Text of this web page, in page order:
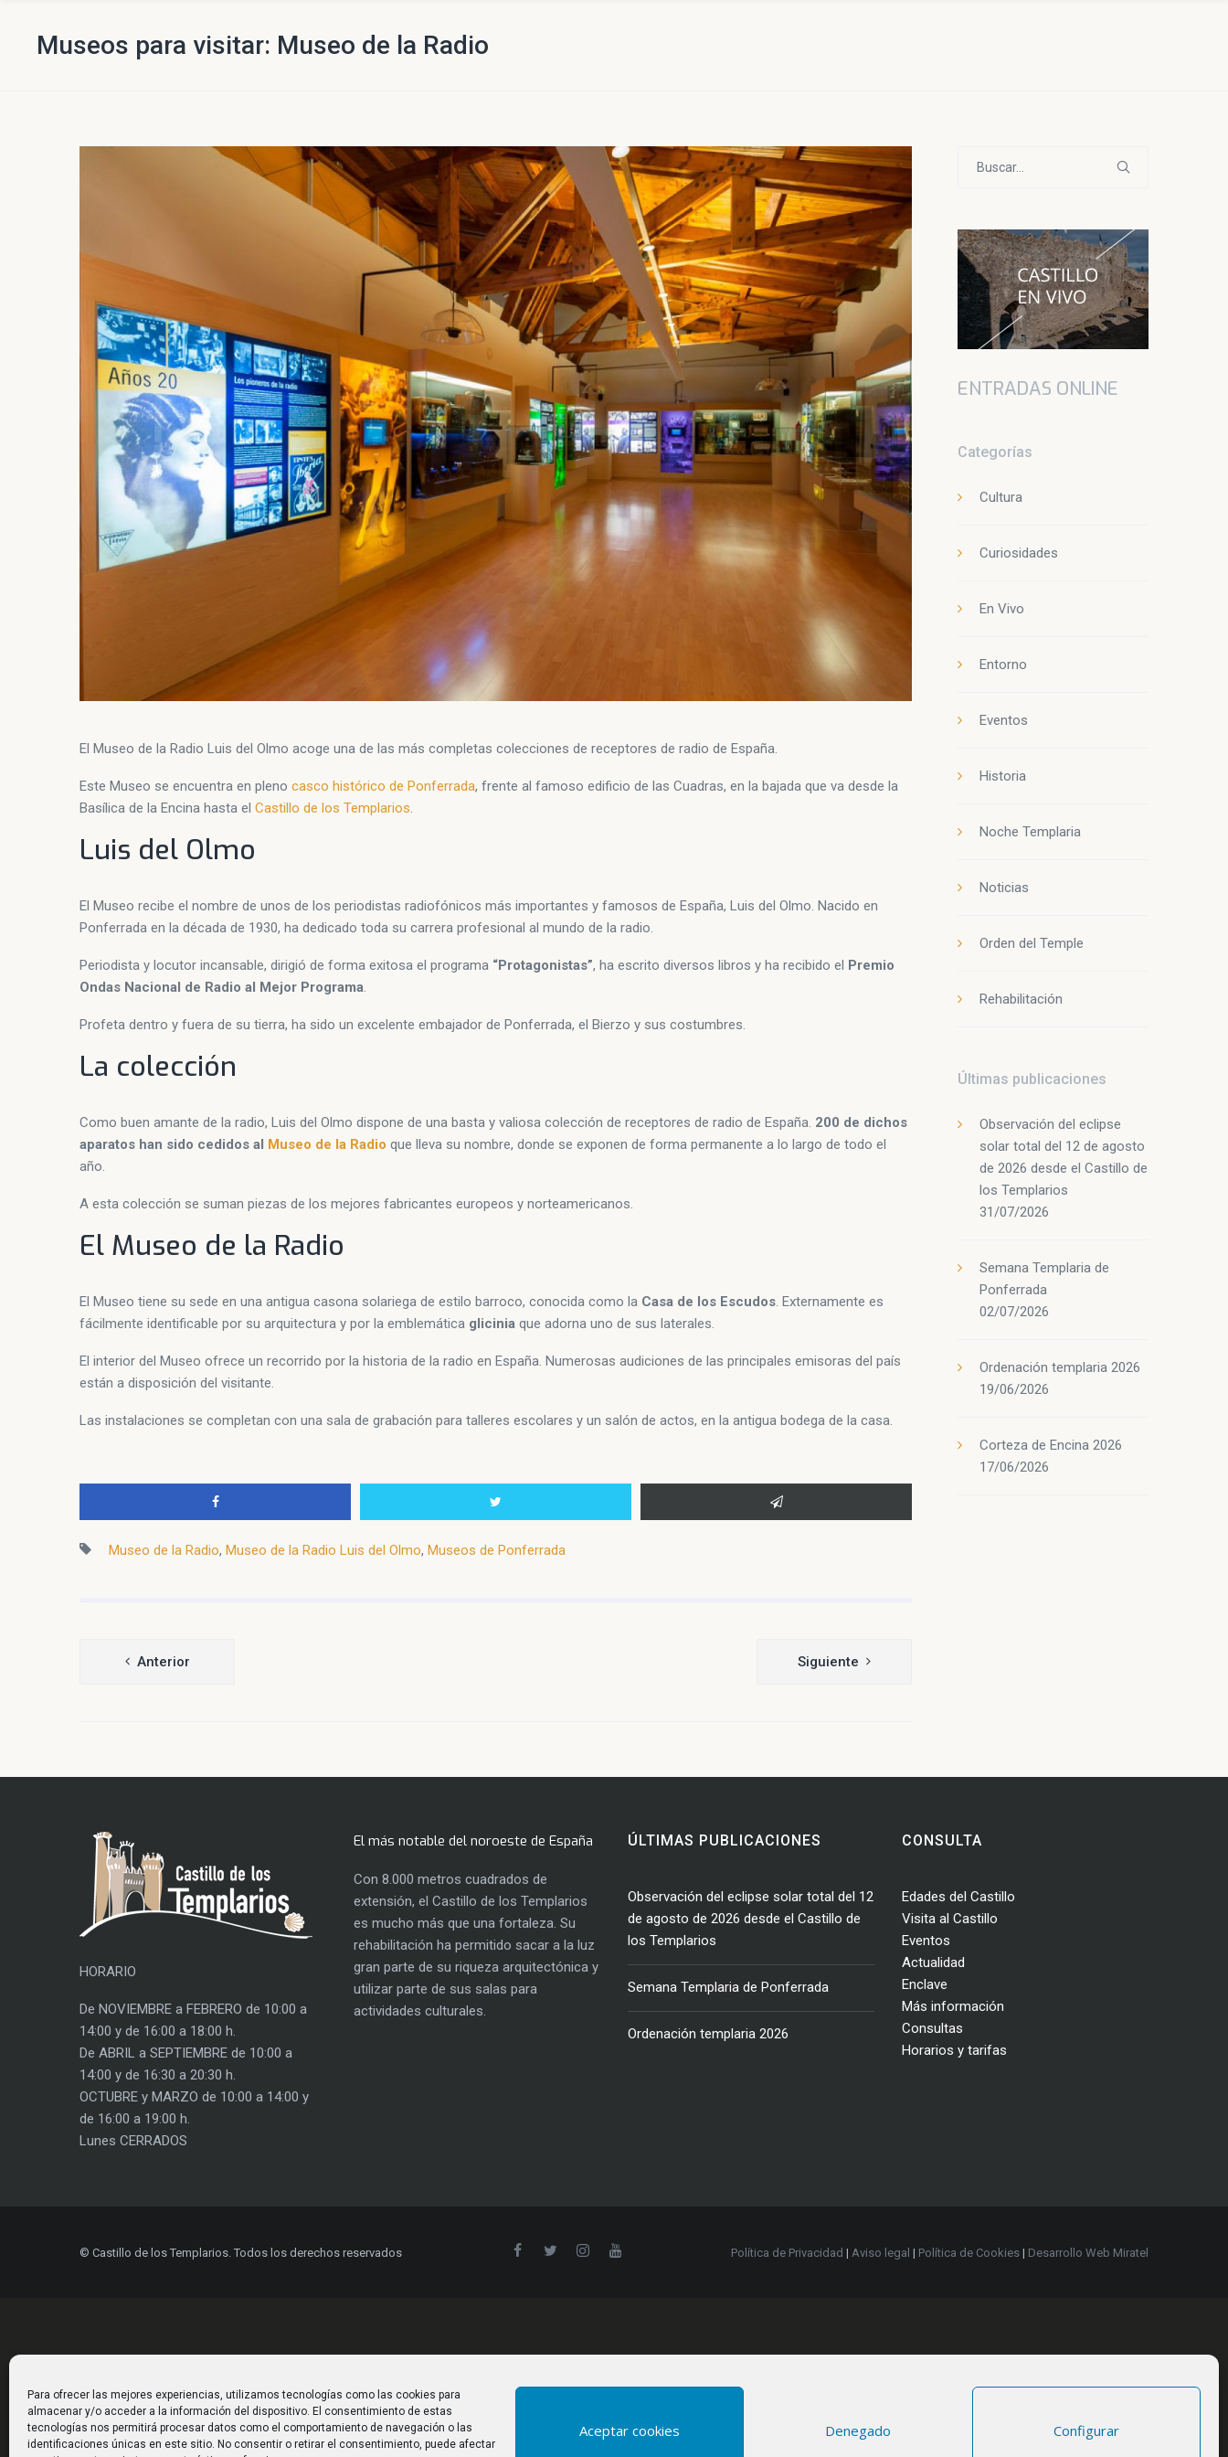
Para ofrecer las mejores experiencias, utilizamos tecnologías como las cookies para
almacenar y/o acceder a la información del dispositivo. El consentimiento de estas
tecnologías nos permitirá procesar datos como el comportamiento de navegación o las
identificaciones únicas en este sitio. No consentir o retirar el consentimiento, puede afectar
Aceptar cookies Denegado Configurar
Museos para visitar: Museo de la Radio
El Museo de la Radio Luis del Olmo acoge una de las más completas colecciones de receptores de radio de España.
Este Museo se encuentra en pleno casco histórico de Ponferrada, frente al famoso edificio de las Cuadras, en la bajada que va desde la
Basílica de la Encina hasta el Castillo de los Templarios.
Luis del Olmo
El Museo recibe el nombre de unos de los periodistas radiofónicos más importantes y famosos de España, Luis del Olmo. Nacido en
Ponferrada en la década de 1930, ha dedicado toda su carrera profesional al mundo de la radio.
Periodista y locutor incansable, dirigió de forma exitosa el programa “Protagonistas”, ha escrito diversos libros y ha recibido el
Premio
Ondas Nacional de Radio al Mejor Programa.
Profeta dentro y fuera de su tierra, ha sido un excelente embajador de Ponferrada, el Bierzo y sus costumbres.
La colección
Como buen amante de la radio, Luis del Olmo dispone de una basta y valiosa colección de receptores de radio de España. 200 de dichos
aparatos han sido cedidos al
Museo de la Radio que lleva su nombre, donde se exponen de forma permanente a lo largo de todo el
año.
A esta colección se suman piezas de los mejores fabricantes europeos y norteamericanos.
El Museo de la Radio
El Museo tiene su sede en una antigua casona solariega de estilo barroco, conocida como la Casa de los Escudos. Externamente es
fácilmente identificable por su arquitectura y por la emblemática glicinia que adorna uno de sus laterales.
El interior del Museo ofrece un recorrido por la historia de la radio en España. Numerosas audiciones de las principales emisoras del país
están a disposición del visitante.
Las instalaciones se completan con una sala de grabación para talleres escolares y un salón de actos, en la antigua bodega de la casa.
Museo de la Radio, Museo de la Radio Luis del Olmo, Museos de Ponferrada
Navegación
Anterior Siguiente
ENTRADAS ONLINE
Categorías
Cultura
Curiosidades
En Vivo
Entorno
Eventos
Historia
Noche Templaria
Noticias
Orden del Temple
Rehabilitación
Últimas publicaciones
Observación del eclipse
solar total del 12 de agosto
de 2026 desde el Castillo de
los Templarios
31/07/2026
Semana Templaria de
Ponferrada
02/07/2026
Ordenación templaria 2026
19/06/2026
Corteza de Encina 2026
17/06/2026
HORARIO
De NOVIEMBRE a FEBRERO de 10:00 a
14:00 y de 16:00 a 18:00 h.
De ABRIL a SEPTIEMBRE de 10:00 a
14:00 y de 16:30 a 20:30 h.
OCTUBRE y MARZO de 10:00 a 14:00 y
de 16:00 a 19:00 h.
Lunes CERRADOS
El más notable del noroeste de España
Con 8.000 metros cuadrados de
extensión, el Castillo de los Templarios
es mucho más que una fortaleza. Su
rehabilitación ha permitido sacar a la luz
gran parte de su riqueza arquitectónica y
utilizar parte de sus salas para
actividades culturales.
ÚLTIMAS PUBLICACIONES
Observación del eclipse solar total del 12
de agosto de 2026 desde el Castillo de
los Templarios
Semana Templaria de Ponferrada
Ordenación templaria 2026
CONSULTA
Edades del Castillo
Visita al Castillo
Eventos
Actualidad
Enclave
Más información
Consultas
Horarios y tarifas
© Castillo de los Templarios. Todos los derechos reservados Política de Privacidad | Aviso legal | Política de Cookies | Desarrollo Web Miratel